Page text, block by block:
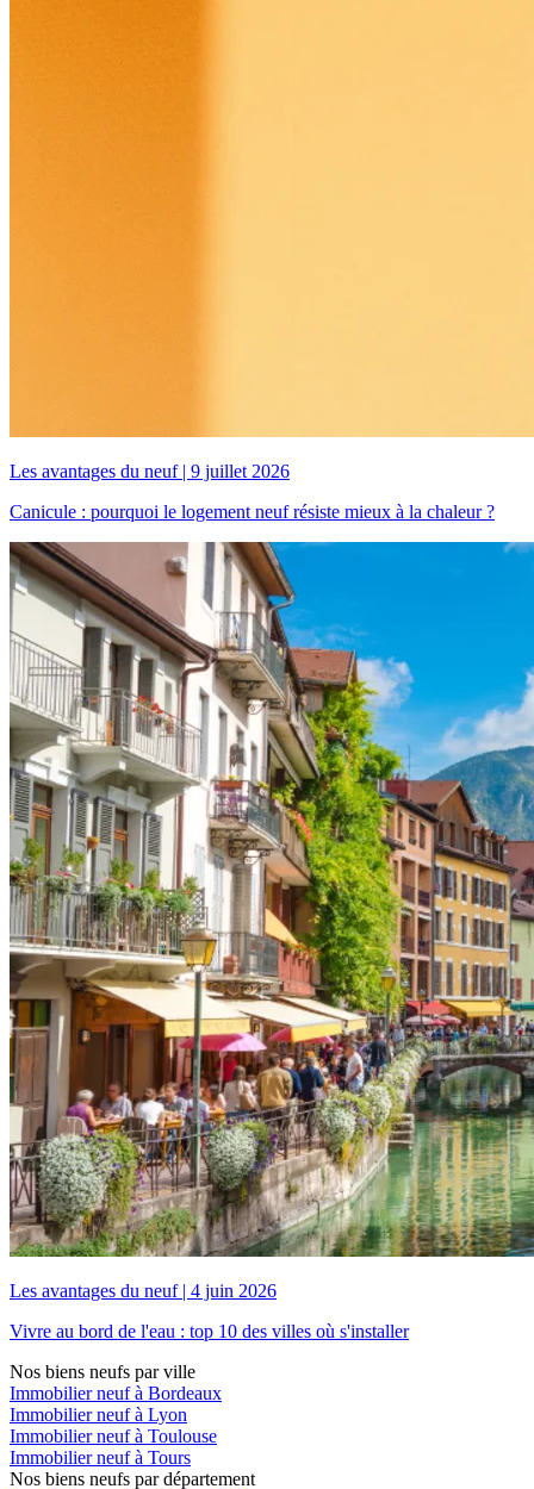
Les avantages du neuf| 9 juillet 2026
Canicule : pourquoi le logement neuf résiste mieux à la chaleur ?
Les avantages du neuf| 4 juin 2026
Vivre au bord de l'eau : top 10 des villes où s'installer
Nos biens neufs par ville
Immobilier neuf à Bordeaux
Immobilier neuf à Lyon
Immobilier neuf à Toulouse
Immobilier neuf à Tours
Nos biens neufs par département